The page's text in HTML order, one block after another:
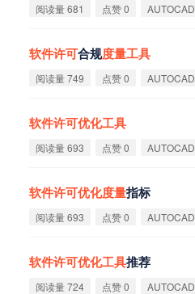
阅读量 681 点赞 0 AUTOCAD
软件许可合规度量工具
阅读量 749 点赞 0 AUTOCAD
软件许可优化工具
阅读量 693 点赞 0 AUTOCAD
软件许可优化度量指标
阅读量 693 点赞 0 AUTOCAD
软件许可优化工具推荐
阅读量 724 点赞 0 AUTOCAD